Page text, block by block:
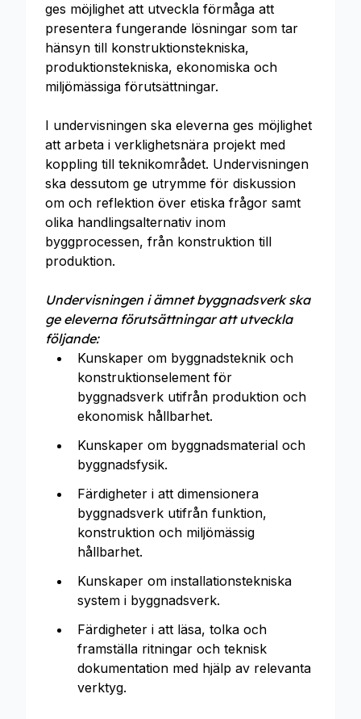
ges möjlighet att utveckla förmåga att
presentera fungerande lösningar som tar
hänsyn till konstruktionstekniska,
produktionstekniska, ekonomiska och
miljömässiga förutsättningar.
I undervisningen ska eleverna ges möjlighet
att arbeta i verklighetsnära projekt med
koppling till teknikområdet. Undervisningen
ska dessutom ge utrymme för diskussion
om och reflektion över etiska frågor samt
olika handlingsalternativ inom
byggprocessen, från konstruktion till
produktion.
Undervisningen i ämnet byggnadsverk ska
ge eleverna förutsättningar att utveckla
följande:
Kunskaper om byggnadsteknik och
konstruktionselement för
byggnadsverk utifrån produktion och
ekonomisk hållbarhet.
Kunskaper om byggnadsmaterial och
byggnadsfysik.
Färdigheter i att dimensionera
byggnadsverk utifrån funktion,
konstruktion och miljömässig
hållbarhet.
Kunskaper om installationstekniska
system i byggnadsverk.
Färdigheter i att läsa, tolka och
framställa ritningar och teknisk
dokumentation med hjälp av relevanta
verktyg.